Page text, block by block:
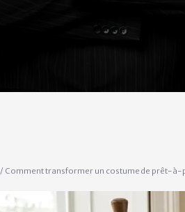
/ Comment transformer un costume de prêt-à-